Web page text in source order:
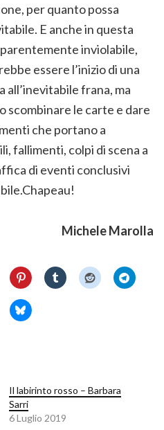
per quanto possa
E anche in questa
inviolabile,
essere l’inizio di una
all’inevitabile frana, ma
scombinare le carte e dare
che portano a
fallimenti, colpi di scena a
di eventi conclusivi
Michele Marolla
Il labirinto rosso – Barbara
Sarri
6 Luglio 2019